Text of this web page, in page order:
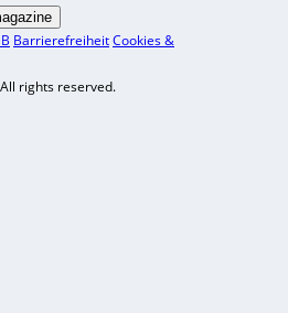
BarrierefreiheitCookies &
rights reserved.